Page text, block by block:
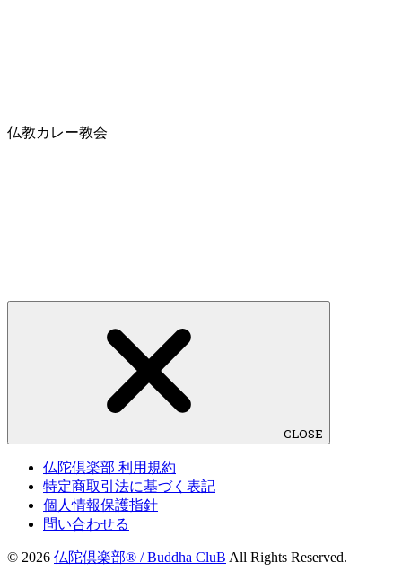
仏教カレー教会
CLOSE
仏陀倶楽部 利用規約
特定商取引法に基づく表記
個人情報保護指針
問い合わせる
© 2026 仏陀倶楽部® / Buddha CluB All Rights Reserved.